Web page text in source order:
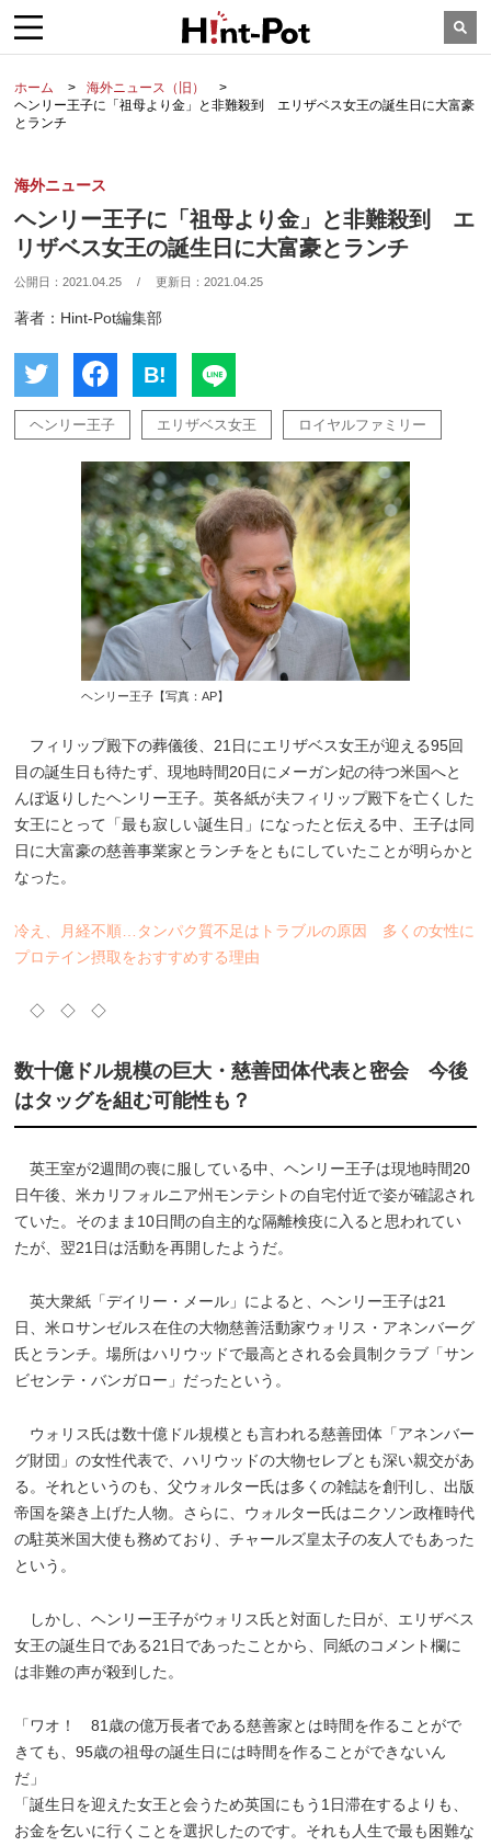
ホーム
海外ニュース（旧）
ヘンリー王子に「祖母より金」と非難殺到 エリザベス女王の誕生日に大富豪
とランチ
海外ニュース
ヘンリー王子に「祖母より金」と非難殺到 エ
リザベス女王の誕生日に大富豪とランチ
公開日：2021.04.25 / 更新日：2021.04.25
著者：Hint-Pot編集部
B!
ヘンリー王子 エリザベス女王 ロイヤルファミリー
ヘンリー王子【写真：AP】
フィリップ殿下の葬儀後、21日にエリザベス女王が迎える95回
目の誕生日も待たず、現地時間20日にメーガン妃の待つ米国へと
んぼ返りしたヘンリー王子。英各紙が夫フィリップ殿下を亡くした
女王にとって「最も寂しい誕生日」になったと伝える中、王子は同
日に大富豪の慈善事業家とランチをともにしていたことが明らかと
なった。
冷え、月経不順…タンパク質不足はトラブルの原因 多くの女性に
プロテイン摂取をおすすめする理由
◇ ◇ ◇
数十億ドル規模の巨大・慈善団体代表と密会 今後
はタッグを組む可能性も？
英王室が2週間の喪に服している中、ヘンリー王子は現地時間20
日午後、米カリフォルニア州モンテシトの自宅付近で姿が確認され
ていた。そのまま10日間の自主的な隔離検疫に入ると思われてい
たが、翌21日は活動を再開したようだ。
英大衆紙「デイリー・メール」によると、ヘンリー王子は21
日、米ロサンゼルス在住の大物慈善活動家ウォリス・アネンバーグ
氏とランチ。場所はハリウッドで最高とされる会員制クラブ「サン
ビセンテ・バンガロー」だったという。
ウォリス氏は数十億ドル規模とも言われる慈善団体「アネンバー
グ財団」の女性代表で、ハリウッドの大物セレブとも深い親交があ
る。それというのも、父ウォルター氏は多くの雑誌を創刊し、出版
帝国を築き上げた人物。さらに、ウォルター氏はニクソン政権時代
の駐英米国大使も務めており、チャールズ皇太子の友人でもあった
という。
しかし、ヘンリー王子がウォリス氏と対面した日が、エリザベス
女王の誕生日である21日であったことから、同紙のコメント欄に
は非難の声が殺到した。
「ワオ！ 81歳の億万長者である慈善家とは時間を作ることがで
きても、95歳の祖母の誕生日には時間を作ることができないん
だ」
「誕生日を迎えた女王と会うため英国にもう1日滞在するよりも、
お金を乞いに行くことを選択したのです。それも人生で最も困難な